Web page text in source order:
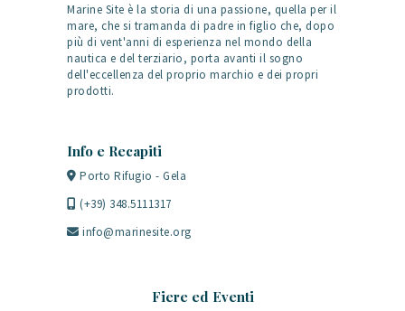
Marine Site è la storia di una passione, quella per il
mare, che si tramanda di padre in figlio che, dopo
più di vent'anni di esperienza nel mondo della
nautica e del terziario, porta avanti il sogno
dell'eccellenza del proprio marchio e dei propri
prodotti.
Info e Recapiti
Porto Rifugio - Gela
(+39) 348.5111317
info@marinesite.org
Fiere ed Eventi